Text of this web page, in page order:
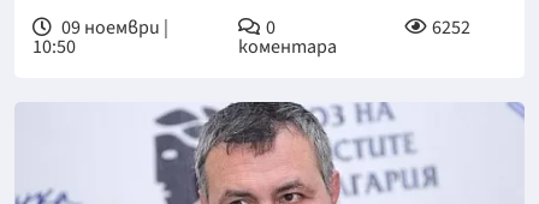
09 ноември |
10:50
0
коментара
6252